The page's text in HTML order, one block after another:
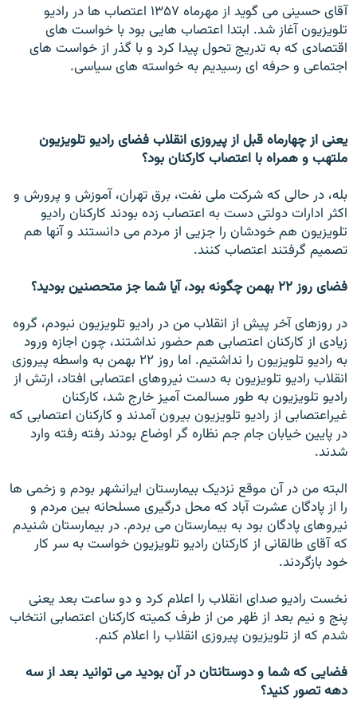
آقای حسينی می گويد از مهرماه ۱۳۵۷ اعتصاب ها در راديو
تلويزيون آغاز شد. ابتدا اعتصاب هايی بود با خواست های
اقتصادی که به تدريج تحول پيدا کرد و با گذر از خواست های
اجتماعی و حرفه ای رسيديم به خواسته های سياسی.
يعنی از چهارماه قبل از پيروزی انقلاب فضای راديو تلويزيون
ملتهب و همراه با اعتصاب کارکنان بود؟
بله، در حالی که شرکت ملی نفت، برق تهران، آموزش و پرورش و
اکثر ادارات دولتی دست به اعتصاب زده بودند کارکنان راديو
تلويزيون هم خودشان را جزيی از مردم می دانستند و آنها هم
تصميم گرفتند اعتصاب کنند.
فضای روز ۲۲ بهمن چگونه بود، آیا شما جز متحصنین بودید؟
در روزهای آخر پيش از انقلاب من در راديو تلويزيون نبودم، گروه
زيادی از کارکنان اعتصابی هم حضور نداشتند، چون اجازه ورود
به راديو تلويزيون را نداشتيم. اما روز ۲۲ بهمن به واسطه پيروزی
انقلاب راديو تلويزيون به دست نيروهای اعتصابی افتاد، ارتش از
راديو تلويزيون به طور مسالمت آميز خارج شد، کارکنان
غيراعتصابی از راديو تلويزيون بيرون آمدند و کارکنان اعتصابی که
در پايين خيابان جام جم نظاره گر اوضاع بودند رفته رفته وارد
شدند.
البته من در آن موقع نزديک بيمارستان ايرانشهر بودم و زخمی ها
را از پادگان عشرت آباد که محل درگيری مسلحانه بين مردم و
نيروهای پادگان بود به بيمارستان می بردم. در بيمارستان شنيدم
که آقای طالقانی از کارکنان راديو تلويزيون خواست به سر کار
خود بازگردند.
نخست راديو صدای انقلاب را اعلام کرد و دو ساعت بعد يعنی
پنج و نيم بعد از ظهر من از طرف کميته کارکنان اعتصابی انتخاب
شدم که از تلويزيون پيروزی انقلاب را اعلام کنم.
فضایی که شما و دوستانتان در آن بودید می توانید بعد از سه
دهه تصور کنيد؟